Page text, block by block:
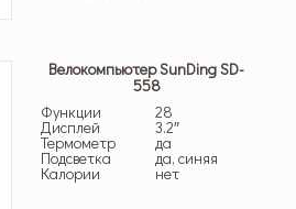
Велокомпьютер SunDing SD-
558
Функции
28
Дисплей 3.2″
Термометр да
Подсветка да, синяя
Калории нет